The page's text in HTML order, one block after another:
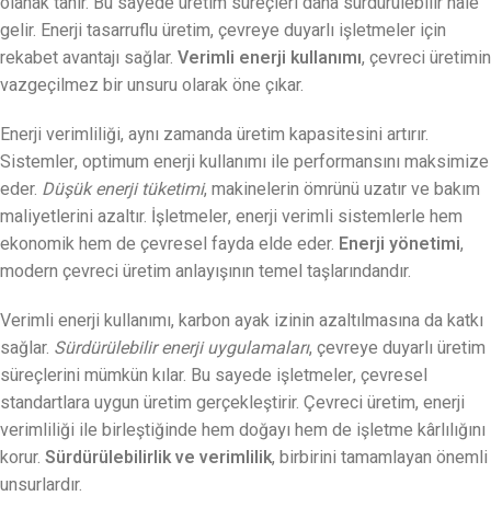
gelir. Enerji tasarruflu üretim, çevreye duyarlı işletmeler için
rekabet avantajı sağlar. Verimli enerji kullanımı, çevreci üretimin
vazgeçilmez bir unsuru olarak öne çıkar.
Enerji verimliliği, aynı zamanda üretim kapasitesini artırır.
Sistemler, optimum enerji kullanımı ile performansını maksimize
eder. Düşük enerji tüketimi, makinelerin ömrünü uzatır ve bakım
maliyetlerini azaltır. İşletmeler, enerji verimli sistemlerle hem
ekonomik hem de çevresel fayda elde eder. Enerji yönetimi,
modern çevreci üretim anlayışının temel taşlarındandır.
Verimli enerji kullanımı, karbon ayak izinin azaltılmasına da katkı
sağlar. Sürdürülebilir enerji uygulamaları, çevreye duyarlı üretim
süreçlerini mümkün kılar. Bu sayede işletmeler, çevresel
standartlara uygun üretim gerçekleştirir. Çevreci üretim, enerji
verimliliği ile birleştiğinde hem doğayı hem de işletme kârlılığını
korur. Sürdürülebilirlik ve verimlilik, birbirini tamamlayan önemli
unsurlardır.